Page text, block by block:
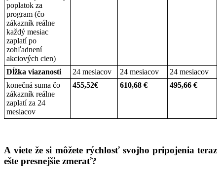
poplatok za
program (čo
zákazník reálne
každý mesiac
zaplatí po
zohľadnení
akciových cien)
Dĺžka viazanosti 24 mesiacov 24 mesiacov
24 mesiacov
konečná suma čo
zákazník reálne
zaplatí za 24
mesiacov
455,52€ 610,68 € 495,66 €
A viete že si môžete rýchlosť svojho pripojenia teraz
ešte presnejšie zmerať?